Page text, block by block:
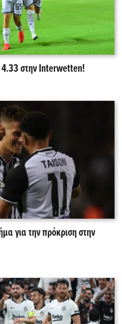
4.33 στην Interwetten!
για την πρόκριση στην